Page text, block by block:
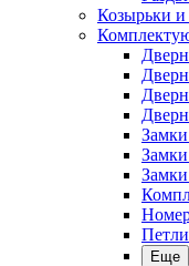
Козырьки и
Еще